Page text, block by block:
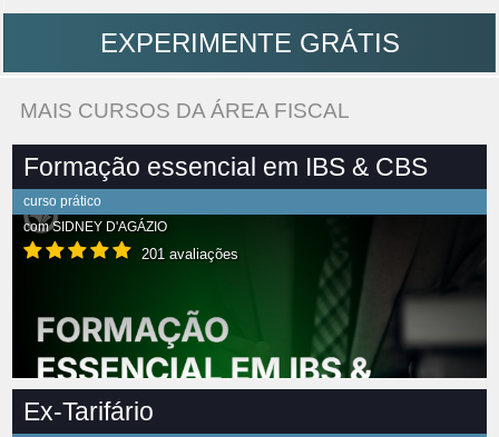
EXPERIMENTE GRÁTIS
MAIS CURSOS DA ÁREA FISCAL
Formação essencial em IBS & CBS
curso prático
comSIDNEY D'AGÁZIO
201 avaliações
Ex-Tarifário